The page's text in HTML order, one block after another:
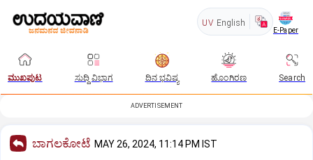
UV English
E-Paper
ಮುಖಪುಟ ಸುದ್ದಿ ವಿಭಾಗ ದಿನ ಭವಿಷ್ಯ ಹೊಂಗಿರಣ Search
ADVERTISEMENT
ಬಾಗಲಕೋಟೆ MAY 26, 2024, 11:14 PM IST